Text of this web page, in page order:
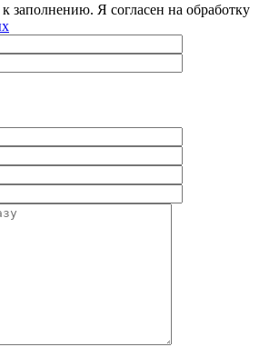
заполнению. Я согласен на обработку